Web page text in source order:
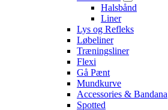
Halsbånd
Liner
Lys og Refleks
Løbeliner
Træningsliner
Flexi
Gå Pænt
Mundkurve
Accessories & Bandana
Spotted